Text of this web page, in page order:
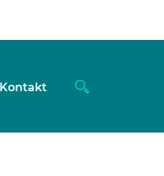
Kontakt